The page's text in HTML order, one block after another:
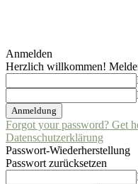
Anmelden
Herzlich willkommen!
Forgot your password? Get
Datenschutzerklärung
Passwort-Wiederherstellung
Passwort zurücksetzen